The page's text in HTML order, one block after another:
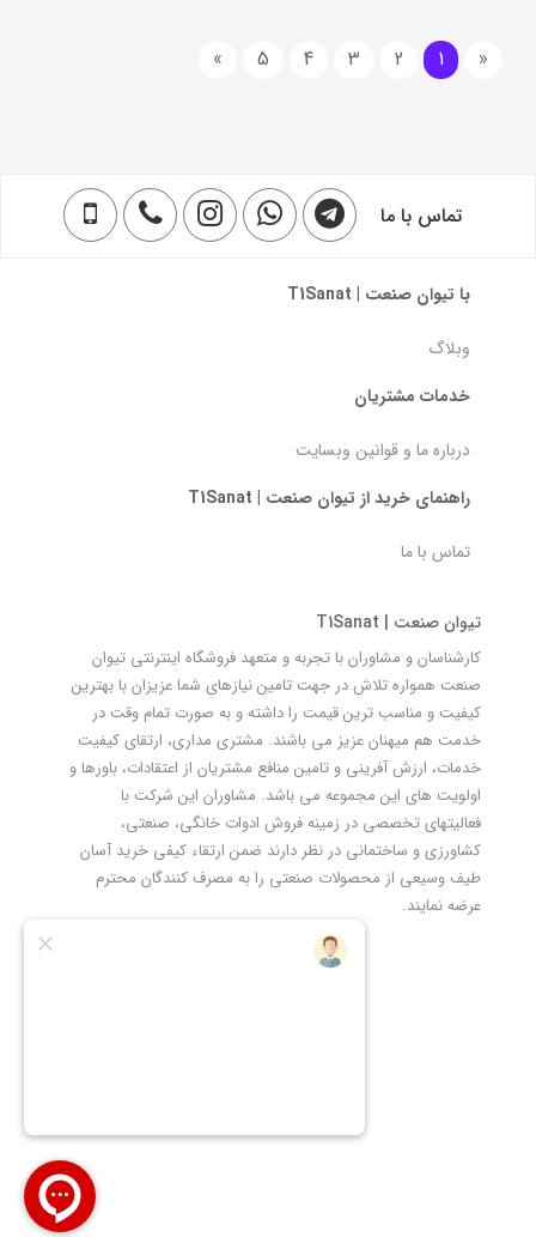
«
1
2
3
4
5
»
تماس با ما
با تیوان صنعت | T1Sanat
وبلاگ
خدمات مشتریان
درباره ما و قوانین وبسایت
راهنمای خرید از تیوان صنعت | T1Sanat
تماس با ما
تیوان صنعت | T1Sanat
کارشناسان و مشاوران با تجربه و متعهد فروشگاه اینترنتی تیوان
صنعت همواره تلاش در جهت تامین نیازهای شما عزیزان با بهترین
کیفیت و مناسب ترین قیمت را داشته و به صورت تمام وقت در
خدمت هم میهنان عزیز می باشند. مشتری مداری، ارتقای کیفیت
خدمات، ارزش آفرینی و تامین منافع مشتریان از اعتقادات، باورها و
اولویت های این مجموعه می باشد. مشاوران این شرکت با
فعالیتهای تخصصی در زمینه فروش ادوات خانگی، صنعتی،
کشاورزی و ساختمانی در نظر دارند ضمن ارتقاء کیفی خرید آسان
طیف وسیعی از محصولات صنعتی را به مصرف کنندگان محترم
عرضه نمایند.